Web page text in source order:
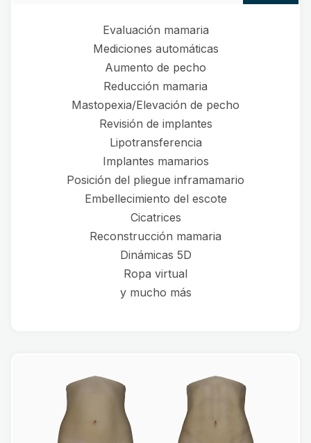
Evaluación mamaria
Mediciones automáticas
Aumento de pecho
Reducción mamaria
Mastopexia/Elevación de pecho
Revisión de implantes
Lipotransferencia
Implantes mamarios
Posición del pliegue inframamario
Embellecimiento del escote
Cicatrices
Reconstrucción mamaria
Dinámicas 5D
Ropa virtual
y mucho más